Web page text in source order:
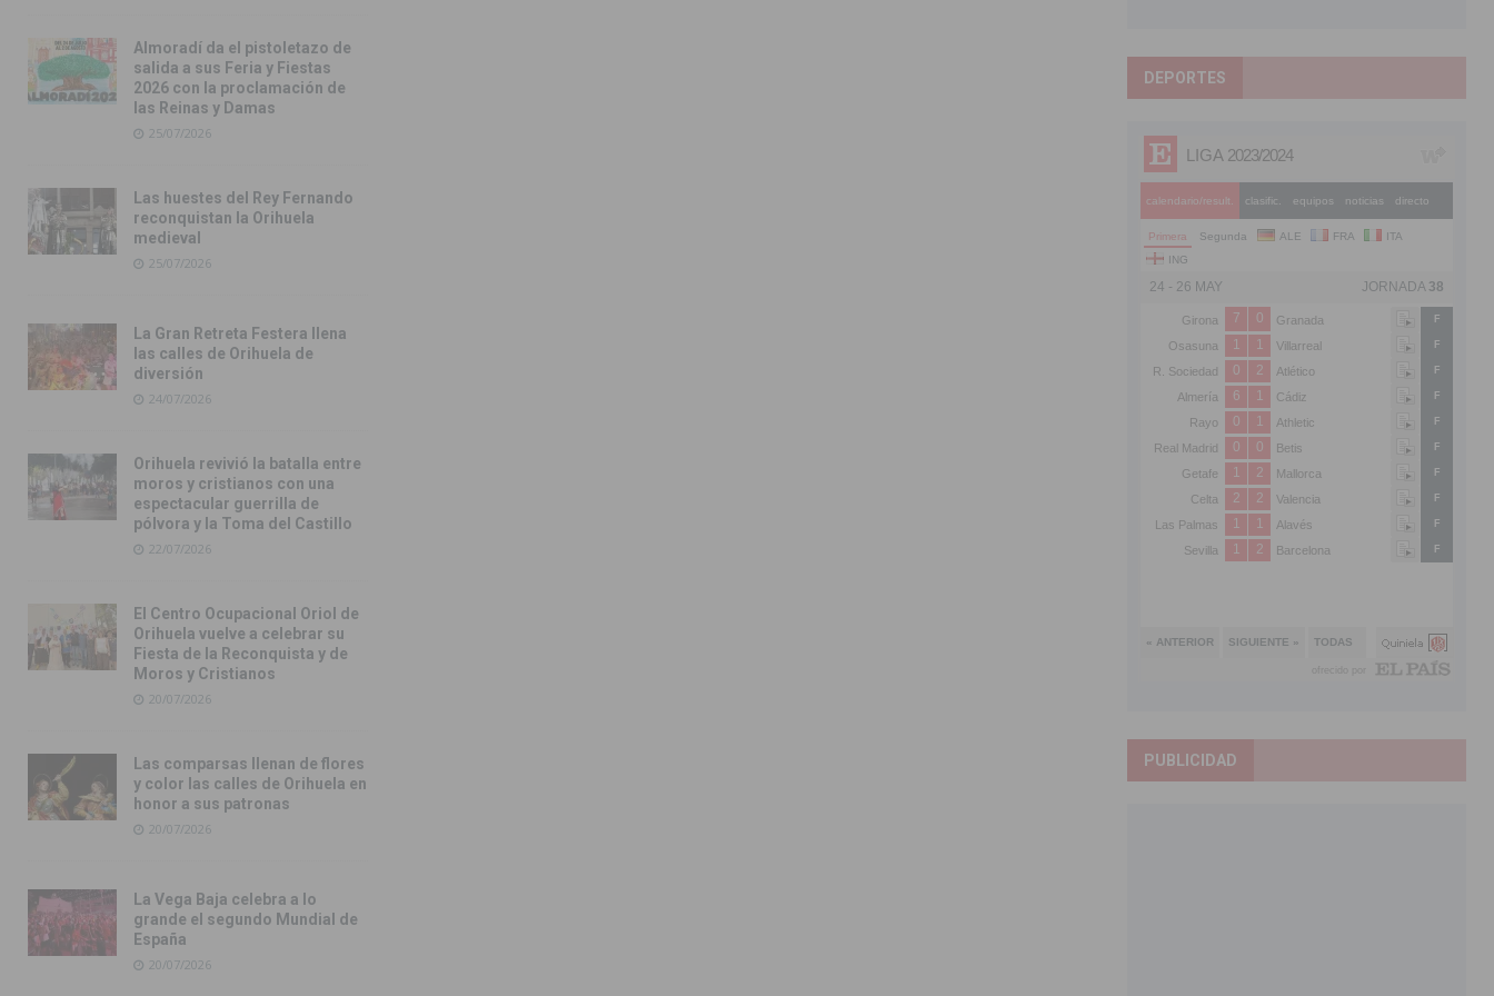
Almoradí da el pistoletazo de
salida a sus Feria y Fiestas
2026 con la proclamación de
las Reinas y Damas
25/07/2026
Las huestes del Rey Fernando
reconquistan la Orihuela
medieval
25/07/2026
La Gran Retreta Festera llena
las calles de Orihuela de
diversión
24/07/2026
Orihuela revivió la batalla entre
moros y cristianos con una
espectacular guerrilla de
pólvora y la Toma del Castillo
22/07/2026
El Centro Ocupacional Oriol de
Orihuela vuelve a celebrar su
Fiesta de la Reconquista y de
Moros y Cristianos
20/07/2026
Las comparsas llenan de flores
y color las calles de Orihuela en
honor a sus patronas
20/07/2026
La Vega Baja celebra a lo
grande el segundo Mundial de
España
20/07/2026
DEPORTES
PUBLICIDAD